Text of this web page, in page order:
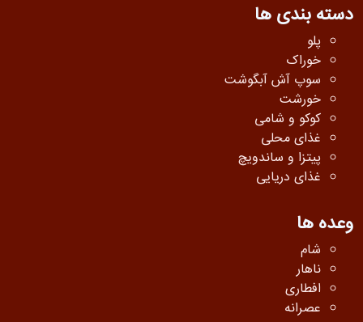
دسته بندی ها
پلو
خوراک
سوپ آش آبگوشت
خورشت
کوکو و شامی
غذای محلی
پیتزا و ساندویچ
غذای دریایی
وعده ها
شام
ناهار
افطاری
عصرانه